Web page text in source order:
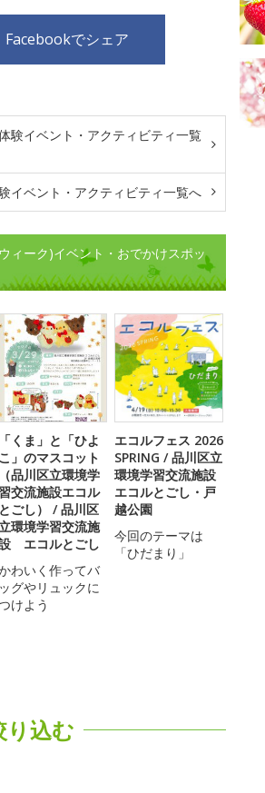
Facebookでシェア
験イベント・アクティビティ一覧
イベント・アクティビティ一覧へ
ィーク)イベント・おでかけスポッ
「くま」と「ひよ
こ」のマスコット
（品川区立環境学
交流施設エコル
とごし） / 品川区
環境学習交流施
エコルとごし
わいく作ってバ
ッグやリュックに
けよう
エコルフェス 2026
SPRING / 品川区立
環境学習交流施設
エコルとごし・戸
越公園
今回のテーマは
「ひだまり」
り込む